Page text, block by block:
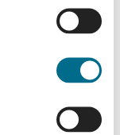
wissen: Der
S